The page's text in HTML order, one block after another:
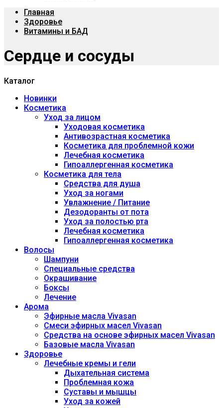
Главная
Здоровье
Витамины и БАД
Сердце и сосуды
Каталог
Новинки
Косметика
Уход за лицом
Уходовая косметика
Антивозрастная косметика
Косметика для проблемной кожи
Лечебная косметика
Гипоаллергенная косметика
Косметика для тела
Средства для душа
Уход за ногами
Увлажнение / Питание
Дезодоранты от пота
Уход за полостью рта
Лечебная косметика
Гипоаллергенная косметика
Волосы
Шампуни
Специальные средства
Окрашивание
Боксы
Лечение
Арома
Эфирные масла Vivasan
Смеси эфирных масел Vivasan
Средства на основе эфирных масел Vivasan
Базовые масла Vivasan
Здоровье
Лечебные кремы и гели
Дыхательная система
Проблемная кожа
Суставы и мышцы
Уход за кожей